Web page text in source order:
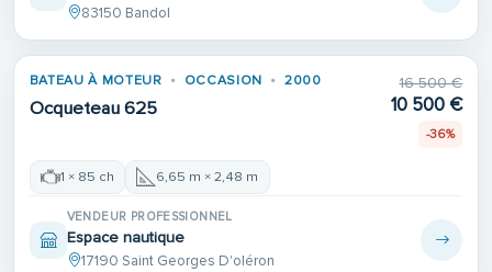
83150 Bandol
BATEAU À MOTEUR OCCASION 2000
Ocqueteau 625
16 500 €
10 500 €
-36%
1 × 85 ch 6,65 m × 2,48 m
VENDEUR PROFESSIONNEL
Espace nautique
17190 Saint Georges D'oléron